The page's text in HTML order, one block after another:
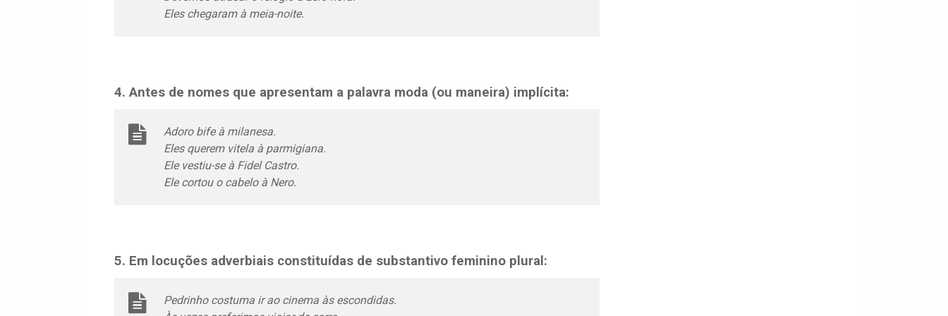
Eles chegaram à meia-noite.
4. Antes de nomes que apresentam a palavra moda (ou maneira) implícita:
Adoro bife à milanesa.
Eles querem vitela à parmigiana.
Ele vestiu-se à Fidel Castro.
Ele cortou o cabelo à Nero.
5. Em locuções adverbiais constituídas de substantivo feminino plural:
Pedrinho costuma ir ao cinema às escondidas.